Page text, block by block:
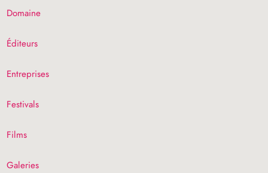
Domaine
Éditeurs
Entreprises
Festivals
Films
Galeries